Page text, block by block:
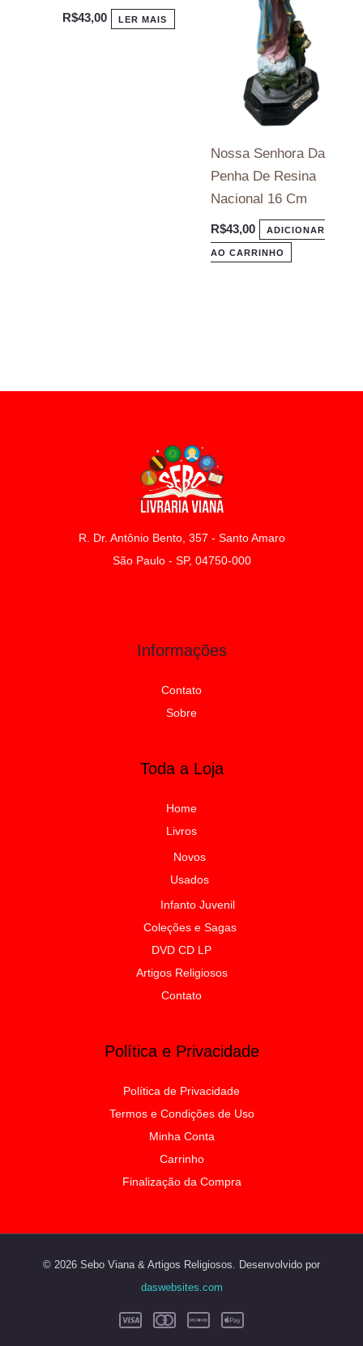
R$43,00 LER MAIS
Nossa Senhora Da
Penha De Resina
Nacional 16 Cm
R$43,00 ADICIONAR
AO CARRINHO
R. Dr. Antônio Bento, 357 - Santo Amaro
São Paulo - SP, 04750-000
Informações
Contato
Sobre
Toda a Loja
Home
Livros
Novos
Usados
Infanto Juvenil
Coleções e Sagas
DVD CD LP
Artigos Religiosos
Contato
Política e Privacidade
Política de Privacidade
Termos e Condições de Uso
Minha Conta
Carrinho
Finalização da Compra
© 2026 Sebo Viana & Artigos Religiosos. Desenvolvido por
daswebsites.com